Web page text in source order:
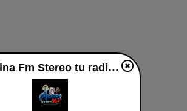
Andina Fm Stereo tu radio en vivo